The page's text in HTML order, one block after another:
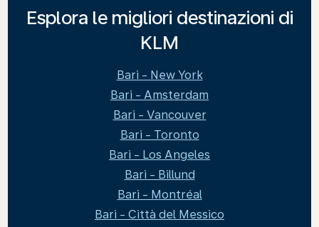
Esplora le migliori destinazioni di
KLM
Bari - New York
Bari - Amsterdam
Bari - Vancouver
Bari - Toronto
Bari - Los Angeles
Bari - Billund
Bari - Montréal
Bari - Città del Messico